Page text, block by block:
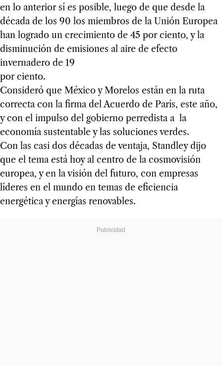
en lo anterior sí es posible, luego de que desde la
década de los 90 los miembros de la Unión Europea
han logrado un crecimiento de 45 por ciento, y la
disminución de emisiones al aire de efecto
invernadero de 19
por ciento.
Consideró que México y Morelos están en la ruta
correcta con la firma del Acuerdo de París, este año,
y con el impulso del gobierno perredista a la
economía sustentable y las soluciones verdes.
Con las casi dos décadas de ventaja, Standley dijo
que el tema está hoy al centro de la cosmovisión
europea, y en la visión del futuro, con empresas
líderes en el mundo en temas de eficiencia
energética y energías renovables.